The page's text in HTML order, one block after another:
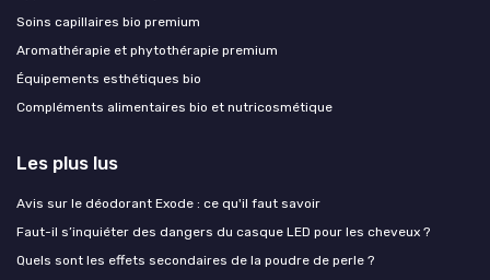
Soins capillaires bio premium
Aromathérapie et phytothérapie premium
Équipements esthétiques bio
Compléments alimentaires bio et nutricosmétique
Les plus lus
Avis sur le déodorant Exode : ce qu'il faut savoir
Faut-il s’inquiéter des dangers du casque LED pour les cheveux ?
Quels sont les effets secondaires de la poudre de perle ?